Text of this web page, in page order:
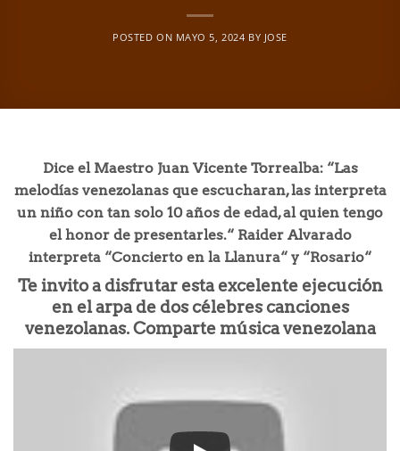
POSTED ON MAYO 5, 2024 BY JOSE
Dice el Maestro Juan Vicente Torrealba: “Las
melodías venezolanas que escucharan, las interpreta
un niño con tan solo 10 años de edad, al quien tengo
el honor de presentarles.“ Raider Alvarado
interpreta “Concierto en la Llanura“ y “Rosario“
Te invito a disfrutar esta excelente ejecución
en el arpa de dos célebres canciones
venezolanas. Comparte música venezolana